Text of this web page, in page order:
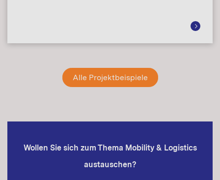
Alle Projektbeispiele
Wollen Sie sich zum Thema Mobility & Logistics
austauschen?